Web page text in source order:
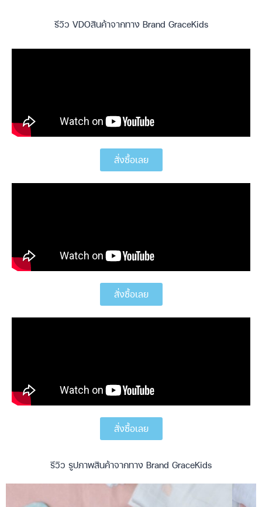
รีวิว VDOสินค้าจากทาง Brand GraceKids
สั่งซื้อเลย
สั่งซื้อเลย
สั่งซื้อเลย
รีวิว รูปภาพสินค้าจากทาง Brand GraceKids